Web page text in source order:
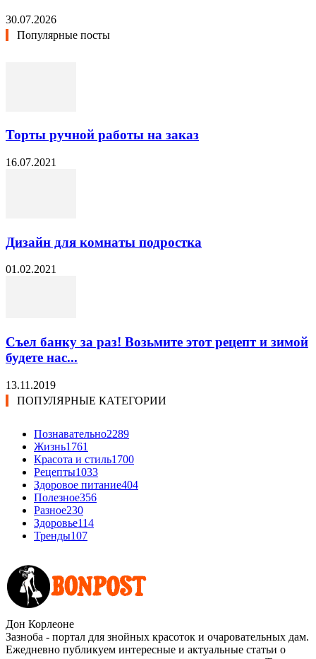
30.07.2026
Популярные посты
Торты ручной работы на заказ
16.07.2021
Дизайн для комнаты подростка
01.02.2021
Съел банку за раз! Возьмите этот рецепт и зимой
будете нас...
13.11.2019
ПОПУЛЯРНЫЕ КАТЕГОРИИ
Познавательно2289
Жизнь1761
Красота и стиль1700
Рецепты1033
Здоровое питание404
Полезное356
Разное230
Здоровье114
Тренды107
Дон Корлеоне
Зазноба - портал для знойных красоток и очаровательных дам.
Ежедневно публикуем интересные и актуальные статьи о